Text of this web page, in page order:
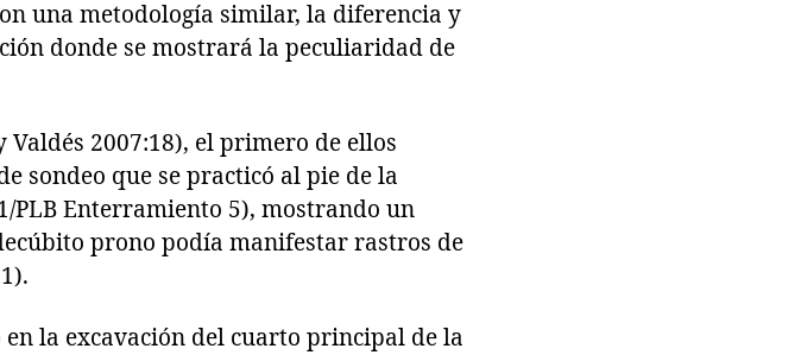
una metodología similar, la diferencia y
donde se mostrará la peculiaridad de
2007:18), el primero de ellos
sondeo que se practicó al pie de la
PLB Enterramiento 5), mostrando un
prono podía manifestar rastros de
la excavación del cuarto principal de la